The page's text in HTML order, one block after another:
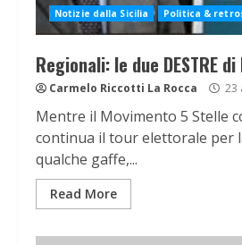
Notizie dalla Sicilia Politica &
Regionali: le due DESTRE
Carmelo Riccotti La Rocca 23
Mentre il Movimento 5 Stelle
continua il tour elettorale per
qualche gaffe,...
Read More